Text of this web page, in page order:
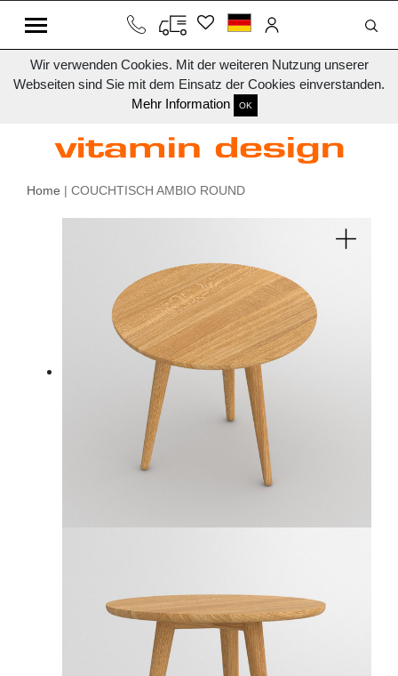
Wir verwenden Cookies. Mit der weiteren Nutzung unserer
Webseiten sind Sie mit dem Einsatz der Cookies einverstanden.
Mehr Information
OK
Home | COUCHTISCH AMBIO ROUND